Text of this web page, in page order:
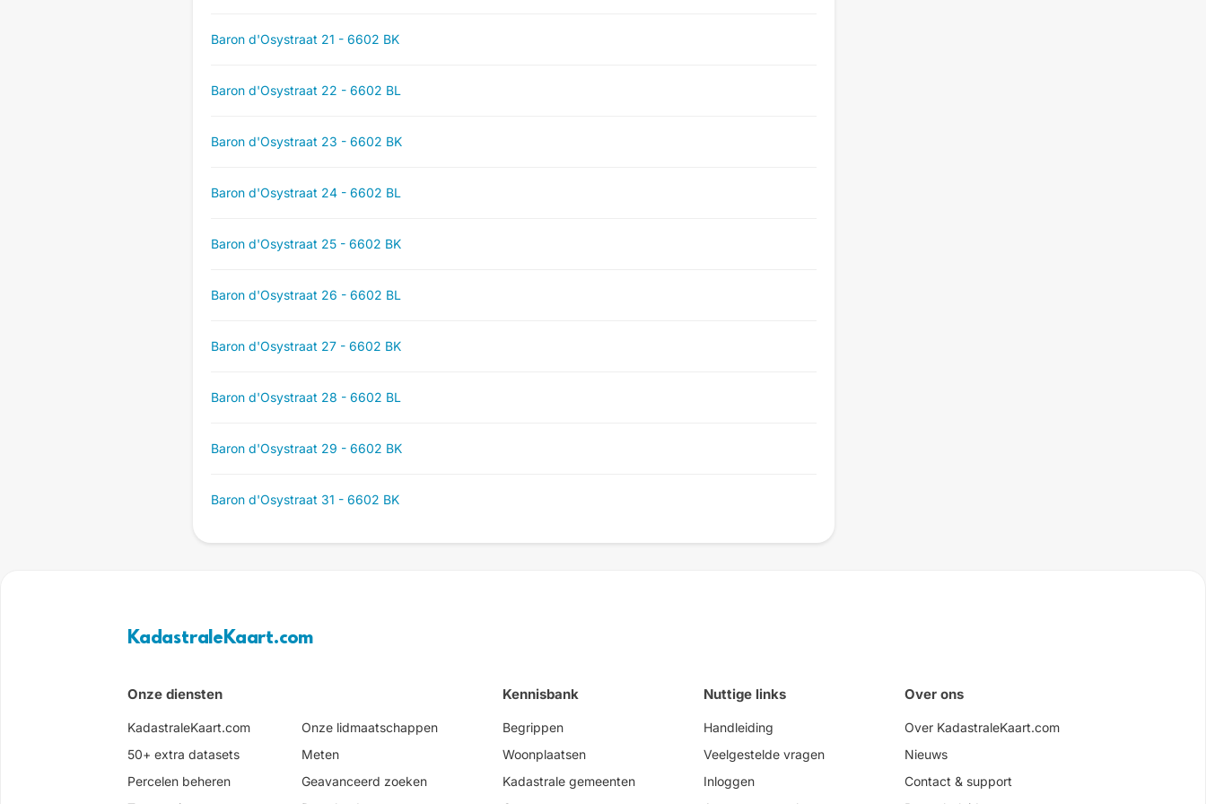
Baron d'Osystraat 21 - 6602 BK
Baron d'Osystraat 22 - 6602 BL
Baron d'Osystraat 23 - 6602 BK
Baron d'Osystraat 24 - 6602 BL
Baron d'Osystraat 25 - 6602 BK
Baron d'Osystraat 26 - 6602 BL
Baron d'Osystraat 27 - 6602 BK
Baron d'Osystraat 28 - 6602 BL
Baron d'Osystraat 29 - 6602 BK
Baron d'Osystraat 31 - 6602 BK
KadastraleKaart.com
Onze diensten
KadastraleKaart.com
Onze lidmaatschappen
50+ extra datasets
Meten
Percelen beheren
Geavanceerd zoeken
Kennisbank
Begrippen
Woonplaatsen
Kadastrale gemeenten
Nuttige links
Handleiding
Veelgestelde vragen
Inloggen
Over ons
Over KadastraleKaart.com
Nieuws
Contact & support